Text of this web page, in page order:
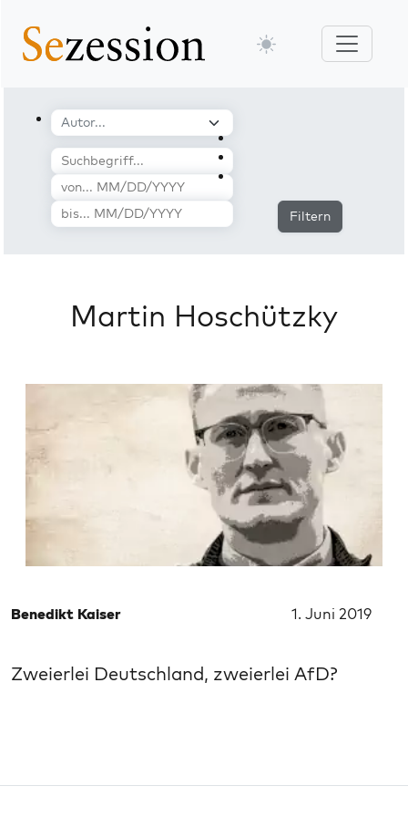
Filtern
Martin Hoschützky
Benedikt Kaiser 1. Juni 2019
Zweierlei Deutschland, zweierlei AfD?